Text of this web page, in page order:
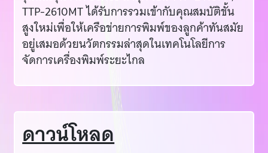
TTP-2610MT ได้รับการรวมเข้ากับคุณสมบัติขั้น
สูงใหม่เพื่อให้เครือข่ายการพิมพ์ของลูกค้าทันสมัย
อยู่เสมอด้วยนวัตกรรมล่าสุดในเทคโนโลยีการ
จัดการเครื่องพิมพ์ระยะไกล
ดาวน์โหลด